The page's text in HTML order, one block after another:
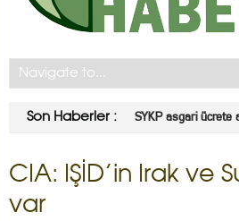
Son Haberler : CHP seçim
CIA: IŞİD’in Irak ve
var